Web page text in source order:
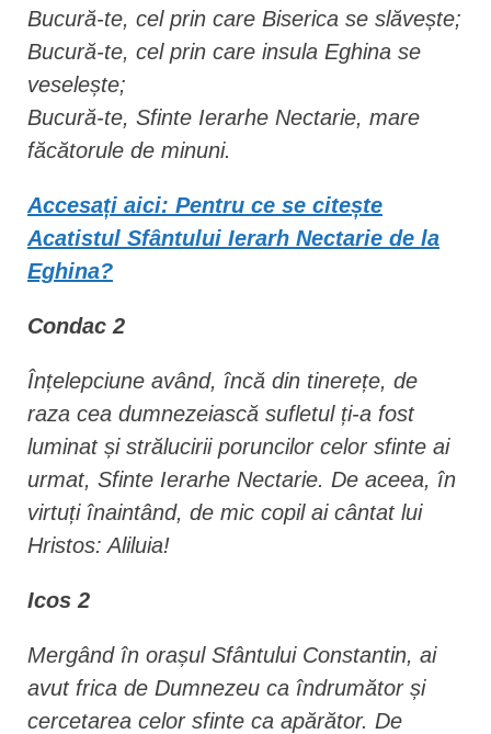
Bucură-te, cel prin care Biserica se slăvește;
Bucură-te, cel prin care insula Eghina se
veselește;
Bucură-te, Sfinte Ierarhe Nectarie, mare
făcătorule de minuni.
Accesați aici: Pentru ce se citește
Acatistul Sfântului Ierarh Nectarie de la
Eghina?
Condac 2
Înțelepciune având, încă din tinerețe, de
raza cea dumnezeiască sufletul ți-a fost
luminat și strălucirii poruncilor celor sfinte ai
urmat, Sfinte Ierarhe Nectarie. De aceea, în
virtuți înaintând, de mic copil ai cântat lui
Hristos: Aliluia!
Icos 2
Mergând în orașul Sfântului Constantin, ai
avut frica de Dumnezeu ca îndrumător și
cercetarea celor sfinte ca apă­rător. De